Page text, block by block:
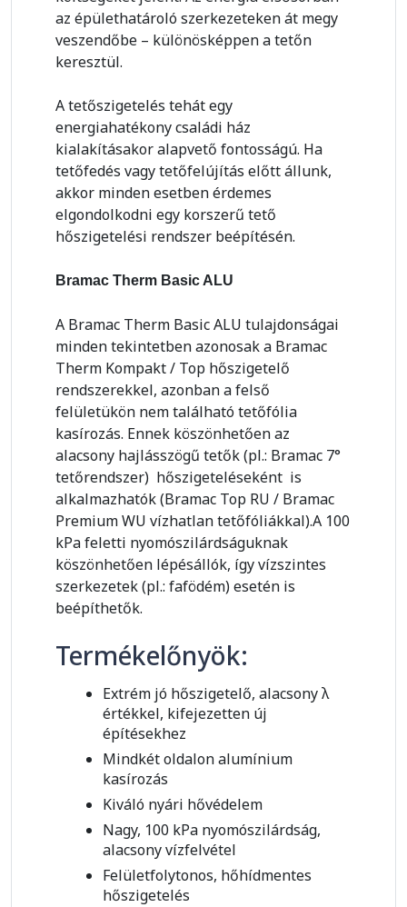
az épülethatároló szerkezeteken át megy
veszendőbe – különösképpen a tetőn
keresztül.
A tetőszigetelés tehát egy
energiahatékony családi ház
kialakításakor alapvető fontosságú. Ha
tetőfedés vagy tetőfelújítás előtt állunk,
akkor minden esetben érdemes
elgondolkodni egy korszerű tető
hőszigetelési rendszer beépítésén.
Bramac Therm Basic ALU
A Bramac Therm Basic ALU tulajdonságai
minden tekintetben azonosak a Bramac
Therm Kompakt / Top hőszigetelő
rendszerekkel, azonban a felső
felületükön nem található tetőfólia
kasírozás. Ennek köszönhetően az
alacsony hajlásszögű tetők (pl.: Bramac 7°
tetőrendszer) hőszigeteléseként is
alkalmazhatók (Bramac Top RU / Bramac
Premium WU vízhatlan tetőfóliákkal).A 100
kPa feletti nyomószilárdságuknak
köszönhetően lépésállók, így vízszintes
szerkezetek (pl.: fafödém) esetén is
beépíthetők.
Termékelőnyök:
Extrém jó hőszigetelő, alacsony λ
értékkel, kifejezetten új
építésekhez
Mindkét oldalon alumínium
kasírozás
Kiváló nyári hővédelem
Nagy, 100 kPa nyomószilárdság,
alacsony vízfelvétel
Felületfolytonos, hőhídmentes
hőszigetelés